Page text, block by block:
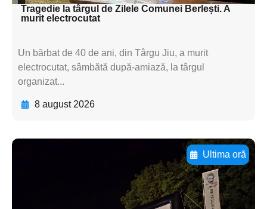
Tragedie la târgul de Zilele Comunei Berlești. A
murit electrocutat
Un bărbat de 40 de ani, din Târgu Jiu, a murit
electrocutat, sâmbătă după-amiază, la târgul
organizat...
8 august 2026
Ultima oră
Adaugă aici textul pentru
subtitluAdaugă aici